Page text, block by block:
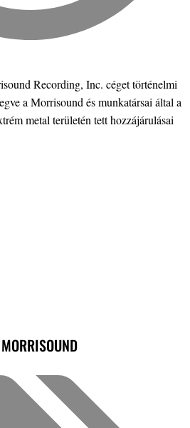
Recording, Inc. céget történelmi
a Morrisound és munkatársai által a
metal területén tett hozzájárulásai